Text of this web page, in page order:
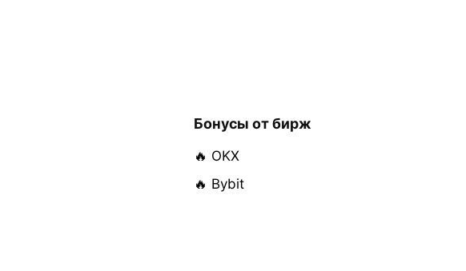
Бонусы от бирж
🔥 OKX
🔥 Bybit